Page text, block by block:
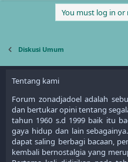
You must log in
Diskusi Umum
Tentang kami
Forum zonadjadoel adalah
dan bertukar opini tentang
tahun 1960 s.d 1999 baik itu
gaya hidup dan lain
dapat saling berbagi bacaan,
kembali bernostalgia yang